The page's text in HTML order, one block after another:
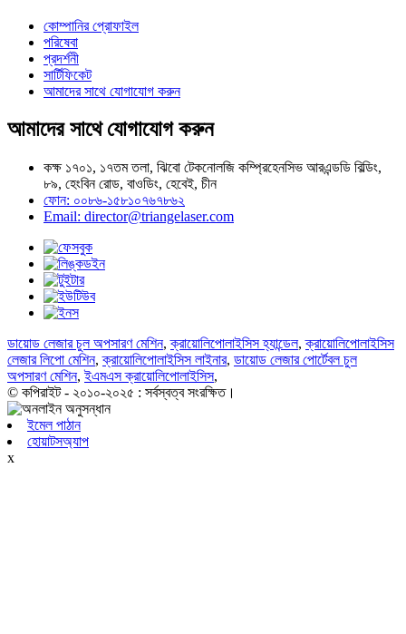
কোম্পানির প্রোফাইল
পরিষেবা
প্রদর্শনী
সার্টিফিকেট
আমাদের সাথে যোগাযোগ করুন
আমাদের সাথে যোগাযোগ করুন
কক্ষ ১৭০১, ১৭তম তলা, ঝিবো টেকনোলজি কম্প্রিহেনসিভ আরএন্ডডি বিল্ডিং,
৮৯, হেংবিন রোড, বাওডিং, হেবেই, চীন
ফোন: ০০৮৬-১৫৮১০৭৬৭৮৬২
Email: director@triangelaser.com
ডায়োড লেজার চুল অপসারণ মেশিন,ক্রায়োলিপোলাইসিস হ্যান্ডেল,ক্রায়োলিপোলাইসিস
লেজার লিপো মেশিন,ক্রায়োলিপোলাইসিস লাইনার, ডায়োড লেজার পোর্টেবল চুল
অপসারণ মেশিন,ইএমএস ক্রায়োলিপোলাইসিস,
© কপিরাইট - ২০১০-২০২৫ : সর্বস্বত্ব সংরক্ষিত।
ইমেল পাঠান
হোয়াটসঅ্যাপ
x